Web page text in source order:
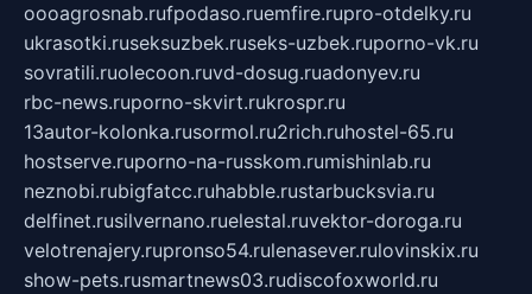
oooagrosnab.rufpodaso.ruemfire.rupro-otdelky.ru
ukrasotki.ruseksuzbek.ruseks-uzbek.ruporno-vk.ru
sovratili.ruolecoon.ruvd-dosug.ruadonyev.ru
rbc-news.ruporno-skvirt.rukrospr.ru
13autor-kolonka.rusormol.ru2rich.ruhostel-65.ru
hostserve.ruporno-na-russkom.rumishinlab.ru
neznobi.rubigfatcc.ruhabble.rustarbucksvia.ru
delfinet.rusilvernano.ruelestal.ruvektor-doroga.ru
velotrenajery.rupronso54.rulenasever.rulovinskix.ru
show-pets.rusmartnews03.rudiscofoxworld.ru